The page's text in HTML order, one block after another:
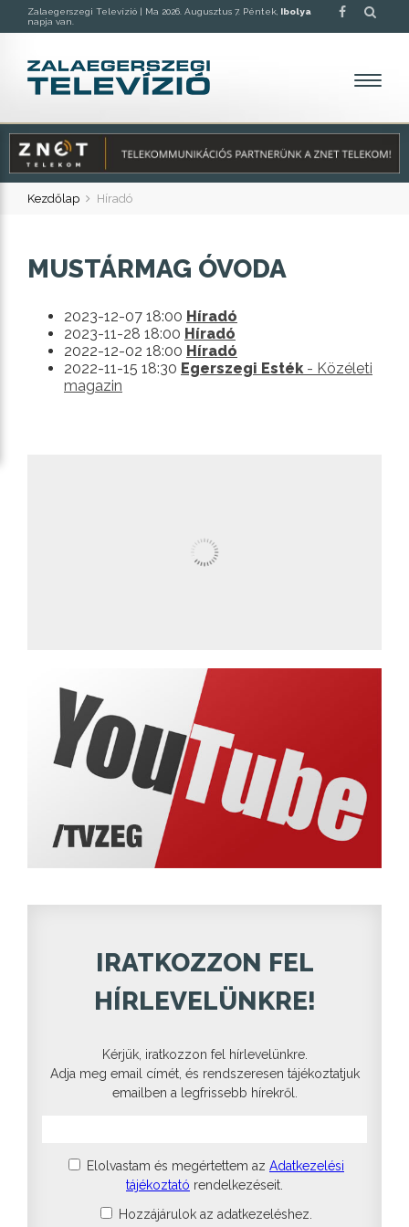
Zalaegerszegi Televízió | Ma 2026. Augusztus 7. Péntek, Ibolya
napja van.
Kezdőlap Híradó
MUSTÁRMAG ÓVODA
2023-12-07 18:00 Híradó
2023-11-28 18:00 Híradó
2022-12-02 18:00 Híradó
2022-11-15 18:30 Egerszegi Esték- Közéleti
magazin
IRATKOZZON FEL
HÍRLEVELÜNKRE!
Kérjük, iratkozzon fel hírlevelünkre.
Adja meg email címét, és rendszeresen tájékoztatjuk
emailben a legfrissebb hírekről.
Elolvastam és megértettem az Adatkezelési
tájékoztató rendelkezéseit.
Hozzájárulok az adatkezeléshez.